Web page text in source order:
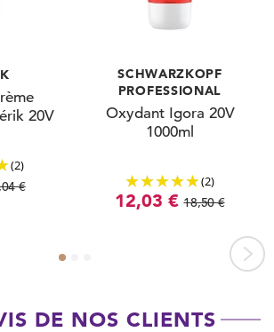
20V
(2)
€
SCHWARZKOPF
PROFESSIONAL
Oxydant Igora 20V
1000ml
(2)
12,03 € 18,50 €
DE NOS CLIENTS